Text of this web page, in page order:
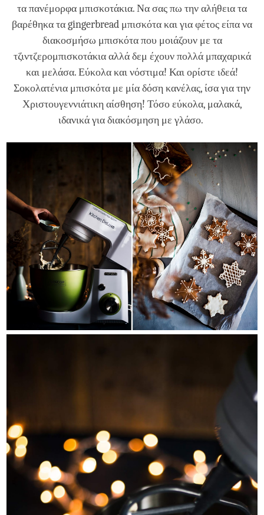
τα πανέμορφα μπισκοτάκια. Να σας πω την αλήθεια τα
βαρέθηκα τα gingerbread μπισκότα και για φέτος είπα να
διακοσμήσω μπισκότα που μοιάζουν με τα
τζιντζερομπισκοτάκια αλλά δεμ έχουν πολλά μπαχαρικά
και μελάσα. Εύκολα και νόστιμα! Και ορίστε ιδεά!
Σοκολατένια μπισκότα με μία δόση κανέλας, ίσα για την
Χριστουγεννιάτικη αίσθηση! Τόσο εύκολα, μαλακά,
ιδανικά για διακόσμηση με γλάσο.